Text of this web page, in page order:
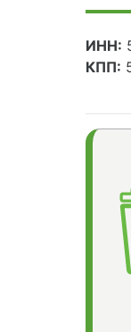
ИНН:
КПП: